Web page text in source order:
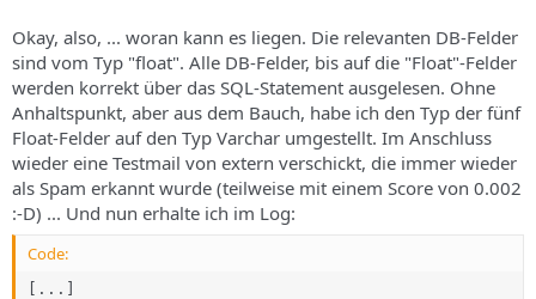
Okay, also, ... woran kann es liegen. Die relevanten DB-Felder
sind vom Typ "float". Alle DB-Felder, bis auf die "Float"-Felder
werden korrekt über das SQL-Statement ausgelesen. Ohne
Anhaltspunkt, aber aus dem Bauch, habe ich den Typ der fünf
Float-Felder auf den Typ Varchar umgestellt. Im Anschluss
wieder eine Testmail von extern verschickt, die immer wieder
als Spam erkannt wurde (teilweise mit einem Score von 0.002
:-D) ... Und nun erhalte ich im Log:
Code:
[...]